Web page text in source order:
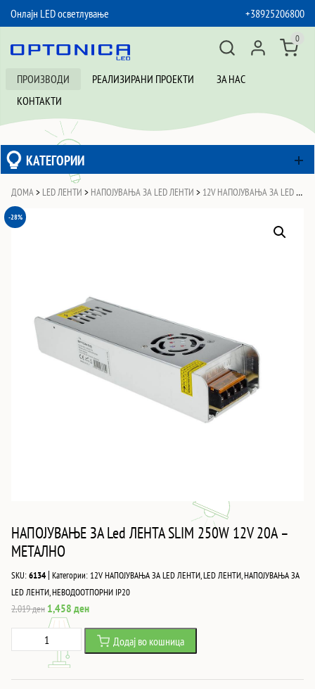
Онлајн LED осветлување
+38925206800
ПРОИЗВОДИ РЕАЛИЗИРАНИ ПРОЕКТИ
ЗА НАС
КОНТАКТИ
0
КАТЕГОРИИ
ДОМА > LED ЛЕНТИ > НАПОЈУВАЊА ЗА LED ЛЕНТИ > 12V НАПОЈУВАЊА ЗА LED ЛЕНТИ
-28%
НАПОЈУВАЊЕ ЗА Led ЛЕНТА SLIM 250W 12V 20A –
МЕТАЛНО
SKU:6134 | Категории: 12V НАПОЈУВАЊА ЗА LED ЛЕНТИ,LED ЛЕНТИ,НАПОЈУВАЊА ЗА
LED ЛЕНТИ,НЕВОДООТПОРНИ IP20
2,019ден Original
price
was:
2,019 ден.
1,458 денCurrent
price
1,458 ден.
НАПОЈУВАЊЕ
ЗА
Додај во кошница